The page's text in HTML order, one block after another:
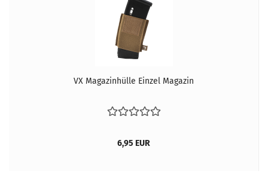
VX Magazinhülle Einzel Magazin
6,95 EUR